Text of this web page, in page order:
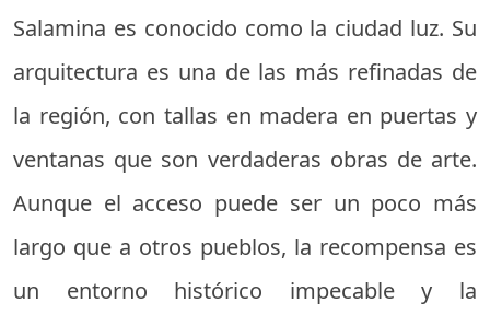
Salamina es conocido como la ciudad luz. Su
arquitectura es una de las más refinadas de
la región, con tallas en madera en puertas y
ventanas que son verdaderas obras de arte.
Aunque el acceso puede ser un poco más
largo que a otros pueblos, la recompensa es
un entorno histórico impecable y la